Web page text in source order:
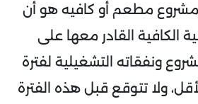
مطعم أو كافيه هو أن
الكافية القادر معها على
ونفقاته التشغيلية لفترة
على الأقل، ولا تتوقع قبل هذه الفترة